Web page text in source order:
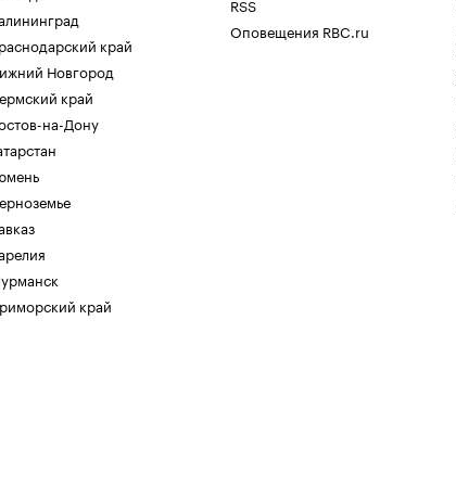
край
Новгород
край
на-Дону
край
RSS
Оповещения RBC.ru